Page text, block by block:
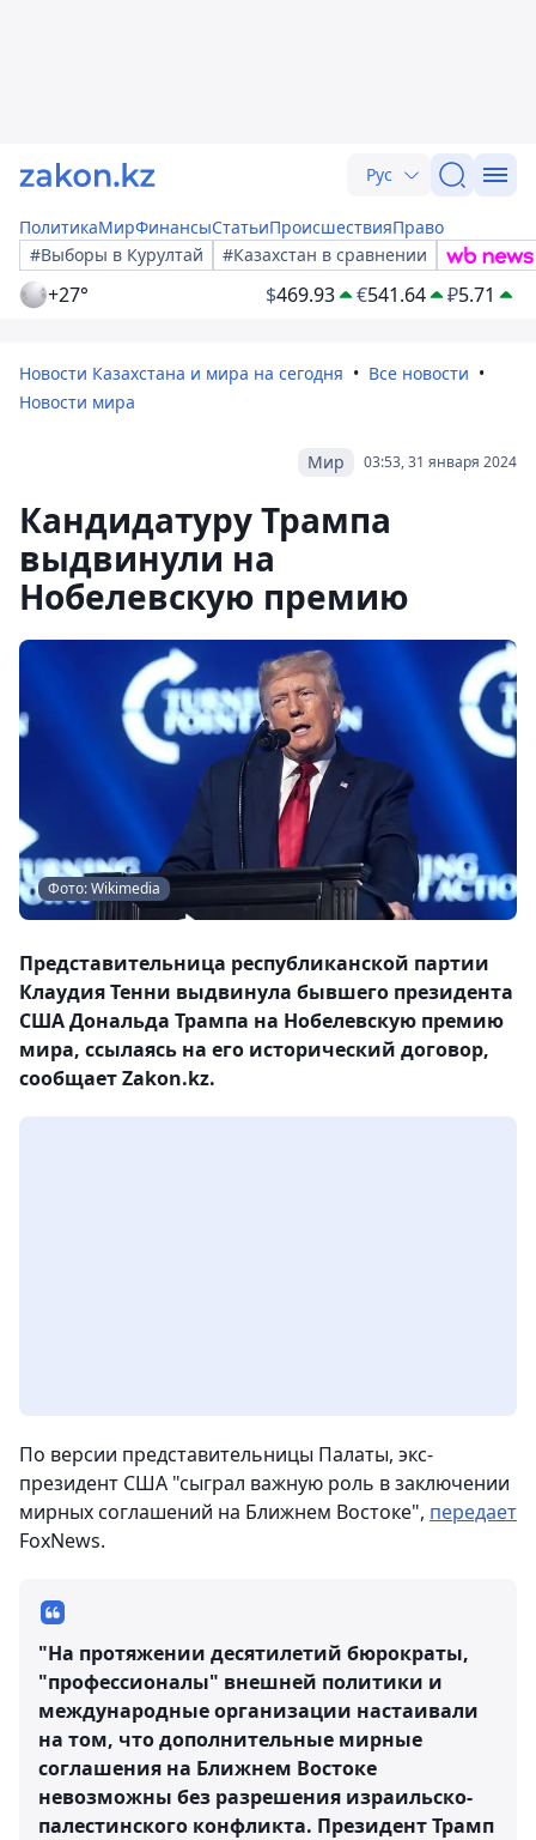
Рус
ПолитикаМирФинансыСтатьиПроисшествияПраво
#Выборы в Курултай
#Казахстан в сравнении
+27° $469.93 €541.64 ₽5.71
Новости Казахстана и мира на сегодня
Все новости
Новости мира
03:53, 31 января 2024
Мир
Кандидатуру Трампа
выдвинули на
Нобелевскую премию
Фото: Wikimedia
Представительница республиканской партии
Клаудия Тенни выдвинула бывшего президента
США Дональда Трампа на Нобелевскую премию
мира, ссылаясь на его исторический договор,
сообщает Zakon.kz.
По версии представительницы Палаты, экс-
президент США "сыграл важную роль в заключении
мирных соглашений на Ближнем Востоке", передает
FoxNews.
"На протяжении десятилетий бюрократы,
"профессионалы" внешней политики и
международные организации настаивали
на том, что дополнительные мирные
соглашения на Ближнем Востоке
невозможны без разрешения израильско-
палестинского конфликта. Президент Трамп